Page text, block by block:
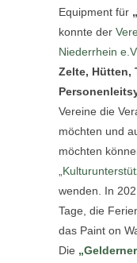
Equipment für
konnte der
Niederrhein e.V.
Zelte, Hütten,
Vereine die
möchten und
möchten
wenden. In
Tage, die
das Paint on
Die